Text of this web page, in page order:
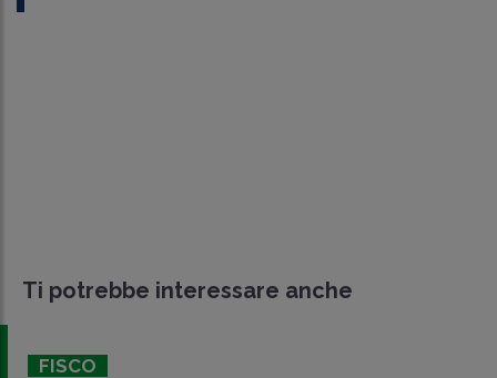
Ti potrebbe interessare anche
FISCO